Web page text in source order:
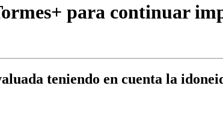
para continuar
teniendo en cuenta la